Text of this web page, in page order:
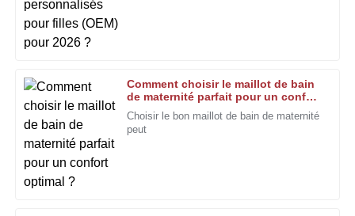
Comment choisir le maillot de bain
de maternité parfait pour un confort
optimal ?
Choisir le bon maillot de bain de maternité
peut
Qualité exceptionnelle et excellent service après-vente. Je
me suis senti vraiment valorisé en tant que client.
S
Samuel
Rivera
Qualité générale impressionnante. L'équipe du service
après-vente a été d'un soutien exceptionnel.